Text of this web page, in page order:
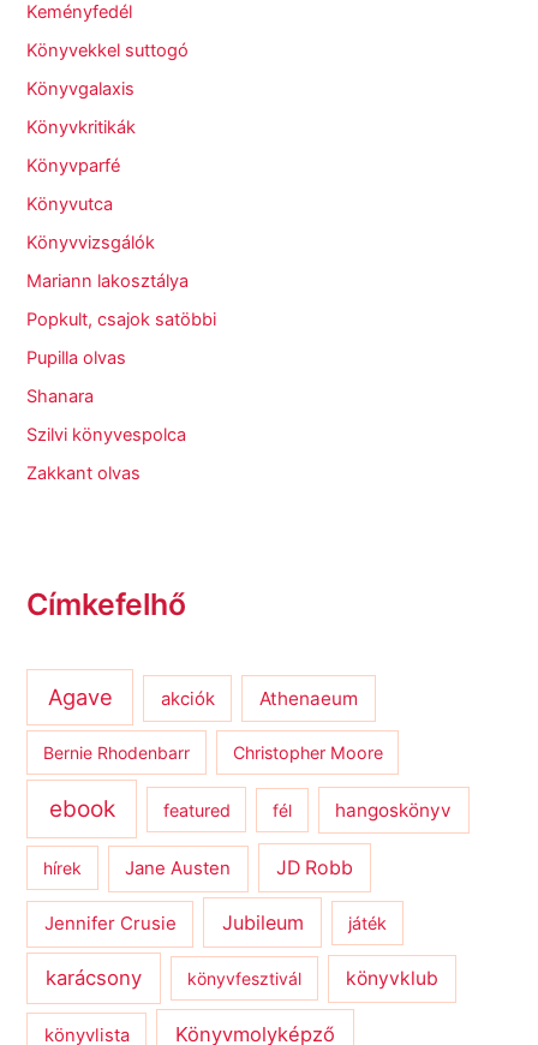
Keményfedél
Könyvekkel suttogó
Könyvgalaxis
Könyvkritikák
Könyvparfé
Könyvutca
Könyvvizsgálók
Mariann lakosztálya
Popkult, csajok satöbbi
Pupilla olvas
Shanara
Szilvi könyvespolca
Zakkant olvas
Címkefelhő
Agave akciók Athenaeum
Bernie Rhodenbarr Christopher Moore
ebook featured fél hangoskönyv
hírek Jane Austen JD Robb
Jennifer Crusie Jubileum játék
karácsony könyvfesztivál könyvklub
könyvlista Könyvmolyképző